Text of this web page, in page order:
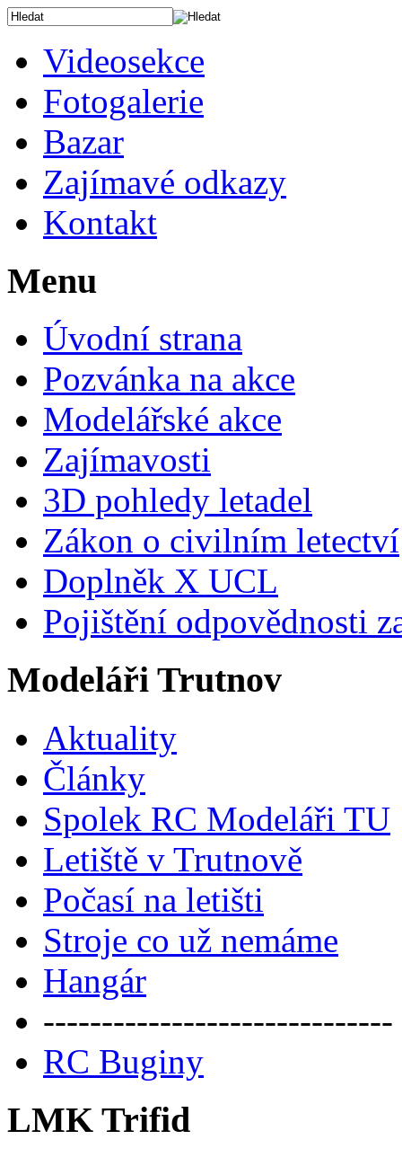
Videosekce
Fotogalerie
Bazar
Zajímavé odkazy
Kontakt
Menu
Úvodní strana
Pozvánka na akce
Modelářské akce
Zajímavosti
3D pohledy letadel
Zákon o civilním letectví
Doplněk X UCL
Pojištění odpovědnosti
Modeláři Trutnov
Aktuality
Články
Spolek RC Modeláři TU
Letiště v Trutnově
Počasí na letišti
Stroje co už nemáme
Hangár
------------------------------
RC Buginy
LMK Trifid